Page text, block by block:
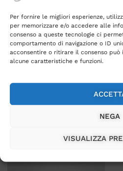
Per fornire le migliori esperienze,
per memorizzare e/o accedere alle
consenso a queste tecnologie ci
comportamento di navigazione o ID
acconsentire o ritirare il consenso può
alcune caratteristiche e funzioni.
NEGA
VISUALIZZA
Acquistato insieme